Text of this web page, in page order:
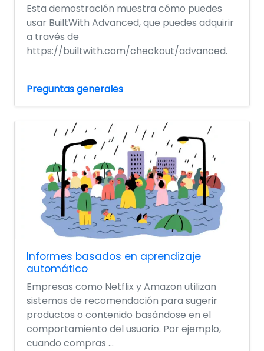
Esta demostración muestra cómo puedes
usar BuiltWith Advanced, que puedes adquirir
a través de
https://builtwith.com/checkout/advanced.
Preguntas generales
Informes basados en aprendizaje
automático
Empresas como Netflix y Amazon utilizan
sistemas de recomendación para sugerir
productos o contenido basándose en el
comportamiento del usuario. Por ejemplo,
cuando compras ...